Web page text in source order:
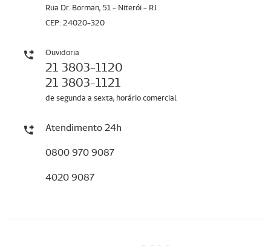
Rua Dr. Borman, 51 - Niterói - RJ
CEP: 24020-320
Ouvidoria
21 3803-1120
21 3803-1121
de segunda a sexta, horário comercial
Atendimento 24h
0800 970 9087
4020 9087